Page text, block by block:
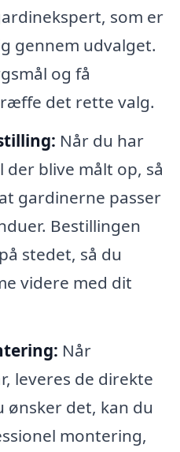
som er
gennem udvalget.
og få
det rette valg.
Når du har
blive målt op, så
gardinerne passer
Bestillingen
stedet, så du
videre med dit
Når
leveres de direkte
ønsker det, kan du
montering,